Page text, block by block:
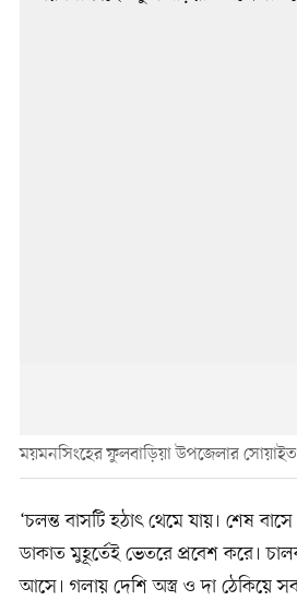
ময়মনসিংহের ফুলবাড়িয়া উপজেলার
‘চলন্ত বাসটি হঠাৎ থেমে যায়। শেষ
ডাকাত মুহূর্তেই ভেতরে প্রবেশ করে।
আসে। গলায় দেশি অস্ত্র ও দা ঠেকিয়ে